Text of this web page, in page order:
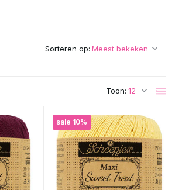
Toon:
Sorteren op:
sale 10%